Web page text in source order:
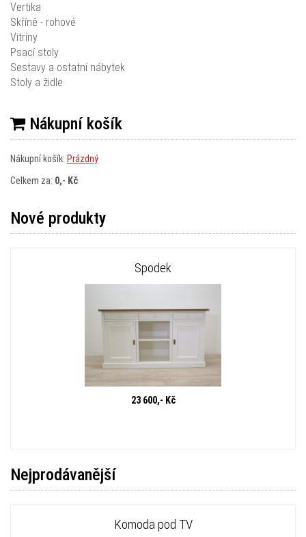
Vertika
Skříně - rohové
Vitríny
Psací stoly
Sestavy a ostatní nábytek
Stoly a židle
Nákupní košík
Nákupní košík: Prázdný
Celkem za: 0,- Kč
Nové produkty
Spodek
23 600,- Kč
Nejprodávanější
Komoda pod TV